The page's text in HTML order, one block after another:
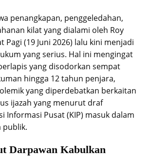
penangkapan, penggeledahan,
kilat yang dialami oleh Roy
Pagi (19 Juni 2026) lalu kini menjadi
yang serius. Hal ini mengingat
yang disodorkan sempat
hingga 12 tahun penjara,
yang diperdebatkan berkaitan
ijazah yang menurut draf
Informasi Pusat (KIP) masuk dalam
publik.
Darpawan Kabulkan